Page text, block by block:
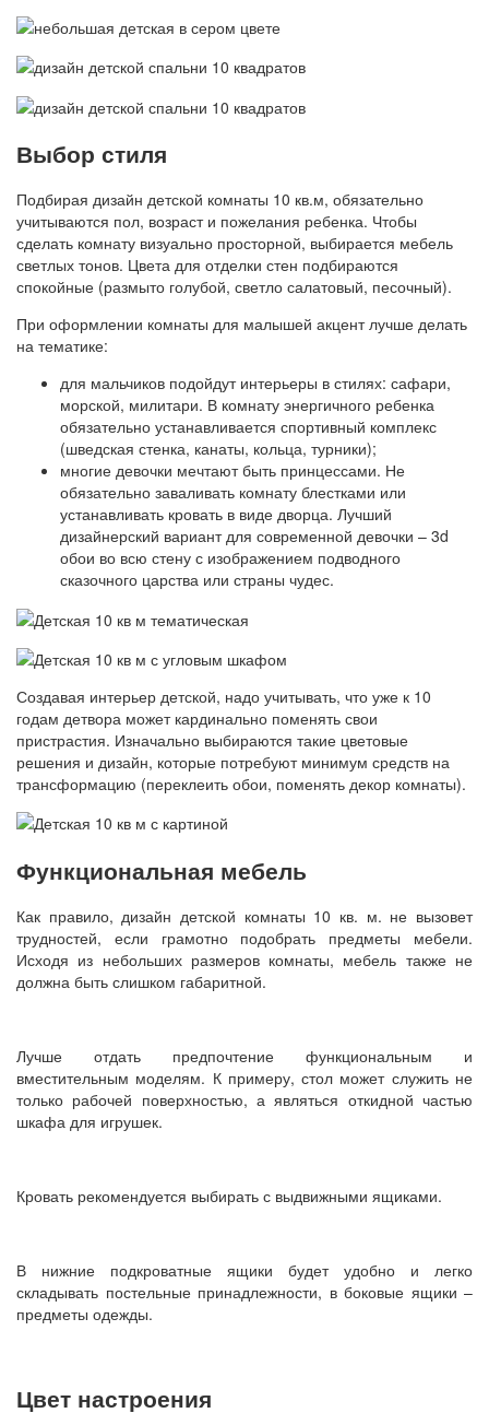
Выбор стиля
Подбирая дизайн детской комнаты 10 кв.м, обязательно
учитываются пол, возраст и пожелания ребенка. Чтобы
сделать комнату визуально просторной, выбирается мебель
светлых тонов. Цвета для отделки стен подбираются
спокойные (размыто голубой, светло салатовый, песочный).
При оформлении комнаты для малышей акцент лучше делать
на тематике:
для мальчиков подойдут интерьеры в стилях: сафари,
морской, милитари. В комнату энергичного ребенка
обязательно устанавливается спортивный комплекс
(шведская стенка, канаты, кольца, турники);
многие девочки мечтают быть принцессами. Не
обязательно заваливать комнату блестками или
устанавливать кровать в виде дворца. Лучший
дизайнерский вариант для современной девочки – 3d
обои во всю стену с изображением подводного
сказочного царства или страны чудес.
Создавая интерьер детской, надо учитывать, что уже к 10
годам детвора может кардинально поменять свои
пристрастия. Изначально выбираются такие цветовые
решения и дизайн, которые потребуют минимум средств на
трансформацию (переклеить обои, поменять декор комнаты).
Функциональная мебель
Как правило, дизайн детской комнаты 10 кв. м. не вызовет
трудностей, если грамотно подобрать предметы мебели.
Исходя из небольших размеров комнаты, мебель также не
должна быть слишком габаритной.
Лучше отдать предпочтение функциональным и
вместительным моделям. К примеру, стол может служить не
только рабочей поверхностью, а являться откидной частью
шкафа для игрушек.
Кровать рекомендуется выбирать с выдвижными ящиками.
В нижние подкроватные ящики будет удобно и легко
складывать постельные принадлежности, в боковые ящики –
предметы одежды.
Цвет настроения